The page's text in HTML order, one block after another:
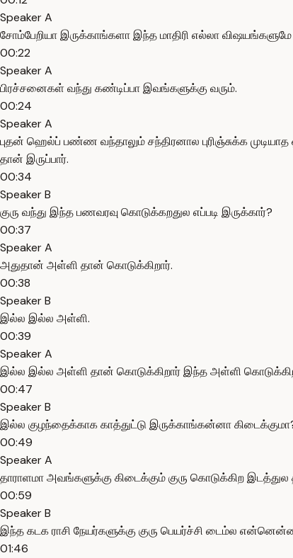
Speaker A
சோம்பேறியா இருக்காங்களா இந்த மாதிரி எல்லா
00:22
Speaker A
பிரச்சனைகள் வந்து கண்டிப்பா இவங்களுக்கு வரும்.
00:24
Speaker A
புதன் ஹெல்ப் பண்ண வந்தாலும் சந்திரனால புரிஞ்சுக்க
தான் இருப்பார்.
00:34
Speaker B
குரு வந்து இந்த பணவரவு கொடுக்கறதுல எப்படி இருக்கார்?
00:37
Speaker A
அதுதான் அள்ளி தான் கொடுக்கிறார்.
00:38
Speaker B
இல்ல இல்ல அள்ளி.
00:39
Speaker A
இல்ல இல்ல அள்ளி தான் கொடுக்கிறார் இந்த அள்ளி
00:47
Speaker B
இல்ல குழந்தைக்காக காத்துட்டு இருக்காங்கன்னா
00:49
Speaker A
தாராளமா அவங்களுக்கு கிடைக்கும் குரு கொடுக்கிற
00:59
Speaker B
இந்த கடக ராசி நேயர்களுக்கு குரு பெயர்ச்சி டைம்ல
01:46